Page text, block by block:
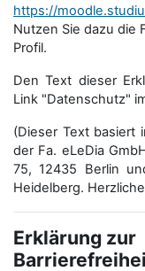
https://
Nutzen Sie dazu die
Profil.
Den Text dieser
Link "Datenschutz"
(Dieser Text basiert
der Fa. eLeDia
75, 12435 Berlin
Heidelberg.
Erklärung zur